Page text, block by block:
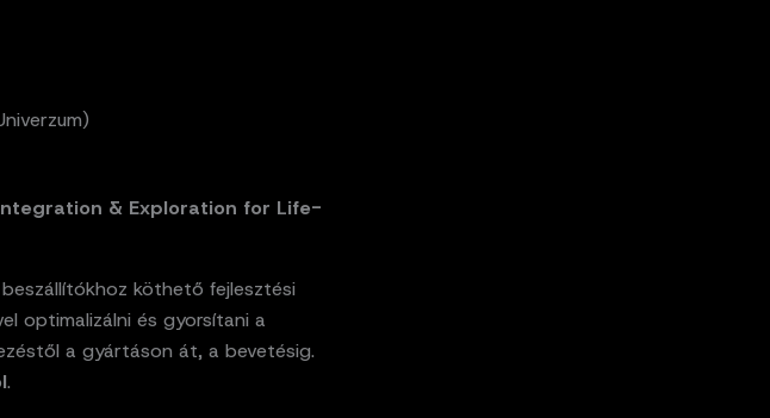
& Exploration for Life-
köthető fejlesztési
optimalizálni és gyorsítani a
a gyártáson át, a bevetésig.
.